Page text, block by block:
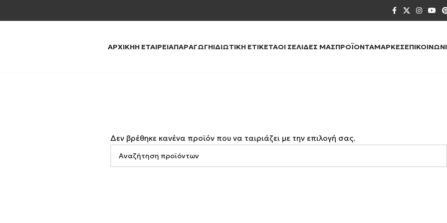
ΑΡΧΙΚΉΗ ΕΤΑΙΡΕΊΑΠΑΡΑΓΩΓΉΙΔΙΩΤΙΚΉ ΕΤΙΚΈΤΑΟΙ ΣΕΛΊΔΕΣ ΜΑΣΠΡΟΪΌΝΤΑΜΆΡΚΕΣ
Δεν βρέθηκε κανένα προϊόν που να ταιριάζει με την επιλογή σας.